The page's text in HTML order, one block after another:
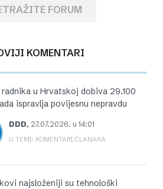
FORUM
KOMENTARI
u Hrvatskoj dobiva 29.100
ispravlja povijesnu nepravdu
DDD, 27.07.2026. u 14:01
U TEMI: KOMENTARI ČLANAKA
najsloženiji su tehnološki